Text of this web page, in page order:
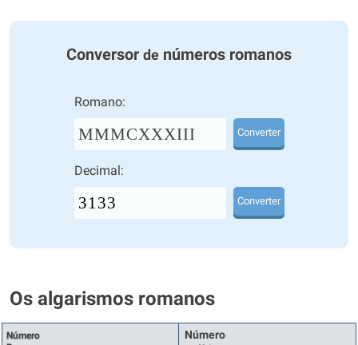
Conversor de números romanos
Romano:
MMMCXXXIII Converter
Decimal:
Converter
Os algarismos romanos
Número
Número